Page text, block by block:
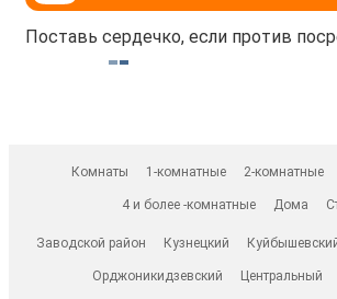
Поставь сердечко, если против
Комнаты 1-комнатные 2-комнатные
4 и более -комнатные Дома
Заводской район Кузнецкий
Орджоникидзевский Центральный